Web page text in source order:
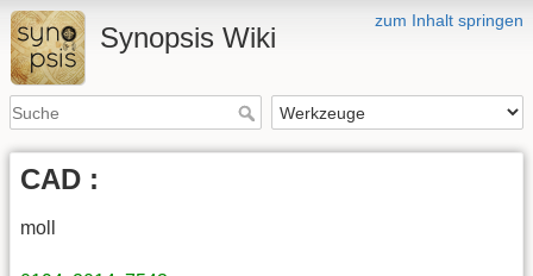
zum Inhalt springen
Synopsis Wiki
CAD :
moll